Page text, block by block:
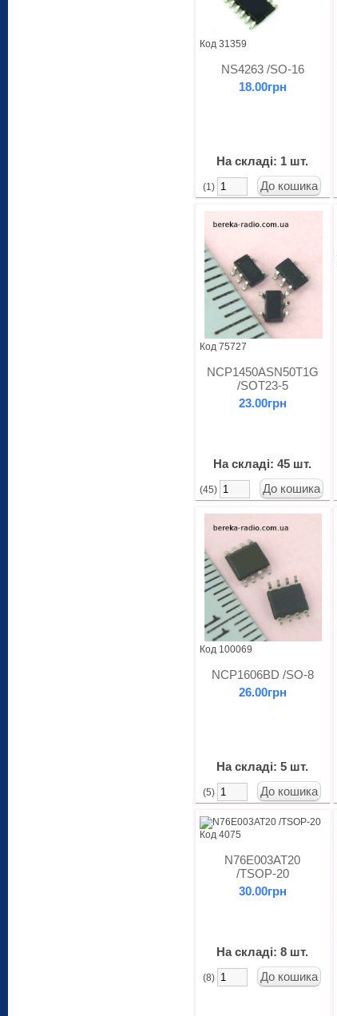
Код 31359
NS4263 /SO-16
18.00грн
На складі: 1 шт.
(1)
Код 75727
NCP1450ASN50T1G
/SOT23-5
23.00грн
На складі: 45 шт.
(45)
Код 100069
NCP1606BD /SO-8
26.00грн
На складі: 5 шт.
(5)
Код 4075
N76E003AT20
/TSOP-20
30.00грн
На складі: 8 шт.
(8)